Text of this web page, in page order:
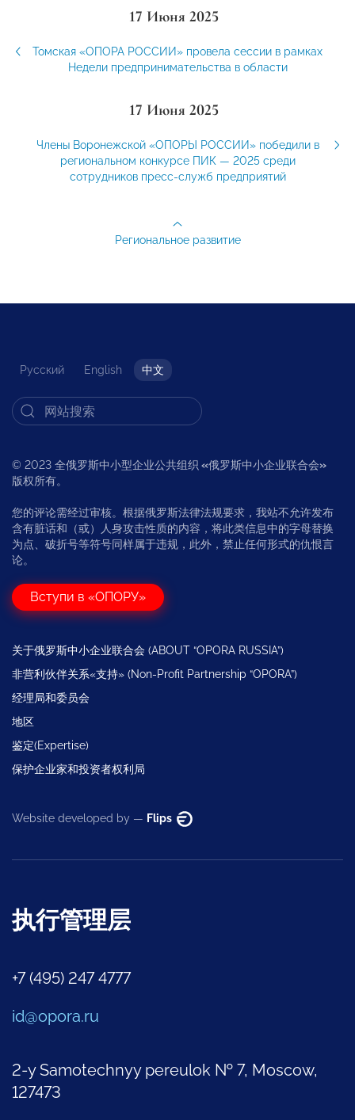
17 Июня 2025
Томская «ОПОРА РОССИИ» провела сессии в рамках
Недели предпринимательства в области
17 Июня 2025
Члены Воронежской «ОПОРЫ РОССИИ» победили в
региональном конкурсе ПИК — 2025 среди
сотрудников пресс-служб предприятий
Региональное развитие
Русский English 中文
© 2023 全俄罗斯中小型企业公共组织 «俄罗斯中小企业联合会»
版权所有。
您的评论需经过审核。根据俄罗斯法律法规要求，我站不允许发布
含有脏话和（或）人身攻击性质的内容，将此类信息中的字母替换
为点、破折号等符号同样属于违规，此外，禁止任何形式的仇恨言
论。
Вступи в «ОПОРУ»
关于俄罗斯中小企业联合会 (ABOUT “OPORA RUSSIA”)
非营利伙伴关系«支持» (Non-Profit Partnership “OPORA”)
经理局和委员会
地区
鉴定(Expertise)
保护企业家和投资者权利局
Website developed by — Flips
执行管理层
+7 (495) 247 4777
id@opora.ru
2-y Samotechnyy pereulok № 7, Moscow,
127473